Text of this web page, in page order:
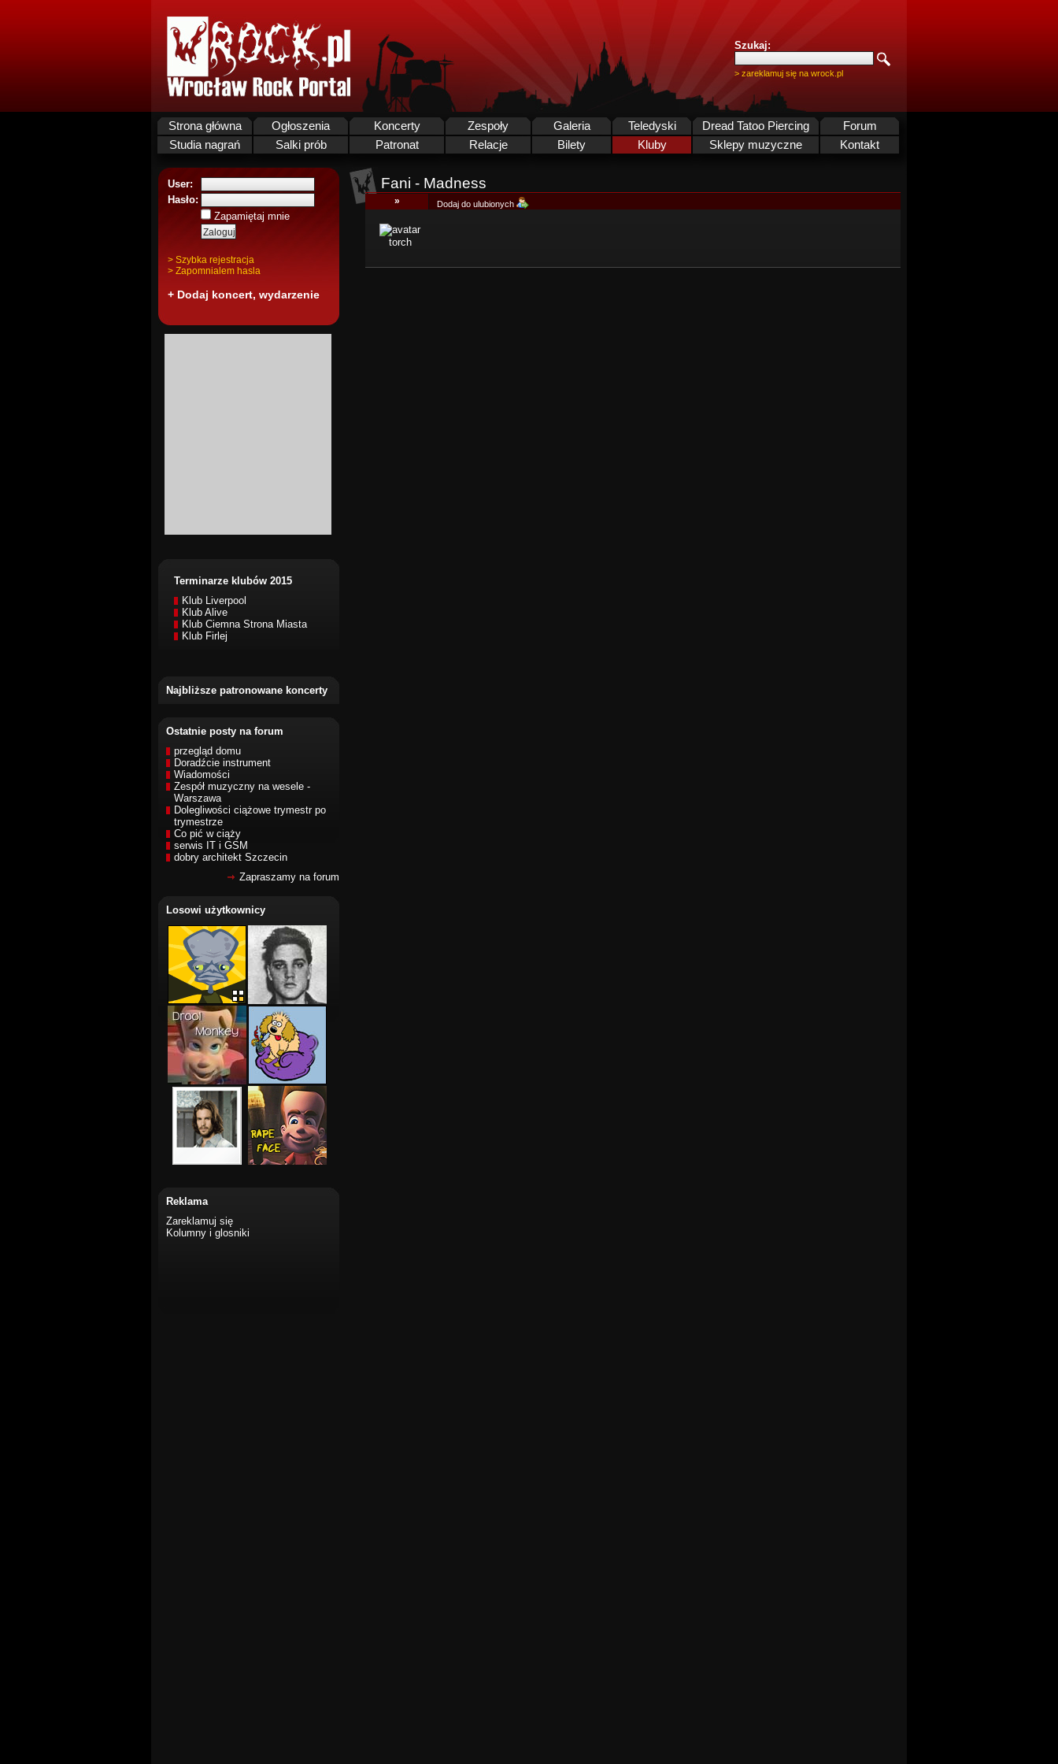
Szukaj:
> zareklamuj się na wrock.pl
Strona główna Ogłoszenia Koncerty Zespoły Galeria Teledyski Dread Tatoo Piercing
Forum
Studia nagrań
Salki prób Patronat Relacje Bilety Kluby Sklepy muzyczne Kontakt
User:
Hasło:
Zapamiętaj mnie
> Szybka rejestracja
> Zapomnialem hasla
+ Dodaj koncert, wydarzenie
Terminarze klubów 2015
Klub Liverpool
Klub Alive
Klub Ciemna Strona Miasta
Klub Firlej
Najbliższe patronowane koncerty
Ostatnie posty na forum
przegląd domu
Doradźcie instrument
Wiadomości
Zespół muzyczny na wesele -
Warszawa
Dolegliwości ciążowe trymestr po
trymestrze
Co pić w ciąży
serwis IT i GSM
dobry architekt Szczecin
Zapraszamy na forum
Losowi użytkownicy
Reklama
Zareklamuj się
Kolumny i glosniki
Fani - Madness
» Dodaj do ulubionych
torch